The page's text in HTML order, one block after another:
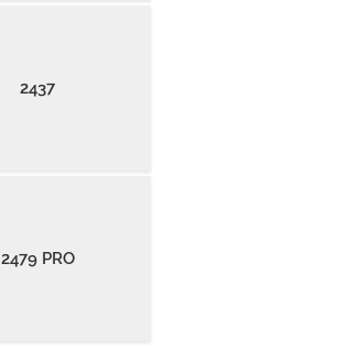
2437
2479 PRO